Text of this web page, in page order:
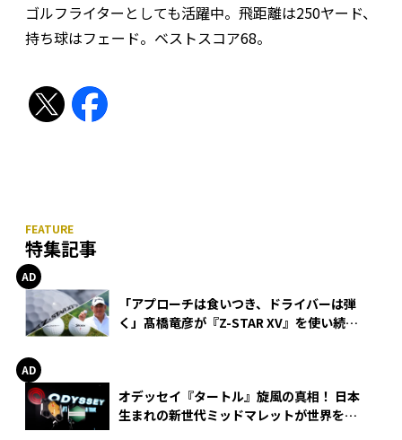
ゴルフライターとしても活躍中。飛距離は250ヤード、
持ち球はフェード。ベストスコア68。
特集記事
「アプローチは食いつき、ドライバーは弾
く」髙橋竜彦が『Z-STAR XV』を使い続け
オデッセイ『タートル』旋風の真相！ 日本
生まれの新世代ミッドマレットが世界を席